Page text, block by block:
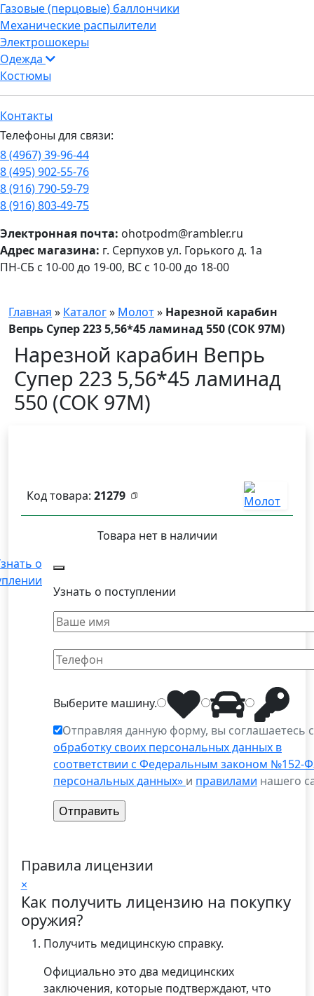
Газовые (перцовые) баллончики
Механические распылители
Электрошокеры
Одежда
Костюмы
Контакты
Телефоны для связи:
8 (4967) 39-96-44
8 (495) 902-55-76
8 (916) 790-59-79
8 (916) 803-49-75
ПН-СБ с 10-00 до 19-00, ВС с 10-00 до 18-00
Электронная почта: ohotpodm@rambler.ru
Адрес магазина: г. Серпухов ул. Горького д. 1а
Главная » Каталог» Молот» Нарезной карабин
Вепрь Супер 223 5,56*45 ламинад 550 (СОК 97М)
Нарезной карабин Вепрь
Супер 223 5,56*45 ламинад
550 (СОК 97М)
Код товара: 21279
Товара нет в наличии
о
Узнать о поступлении
Выберите машину.
Отправляя данную форму, вы соглашаетесь
обработку своих персональных данных в
соответствии с Федеральным законом №152-
персональных данных» и правилами нашего
Правила лицензии
×
Как получить лицензию на покупку
оружия?
Получить медицинскую справку.
Официально это два медицинских
заключения, которые подтверждают, что